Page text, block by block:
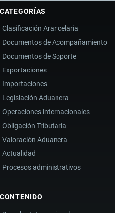
CATEGORÍAS
Clasificación Arancelaria
Documentos de Acompañamiento
Documentos de Soporte
Exportaciones
Importaciones
Legislación Aduanera
Operaciones internacionales
Obligación Tributaria
Valoración Aduanera
Actualidad
Procesos administrativos
CONTENIDO